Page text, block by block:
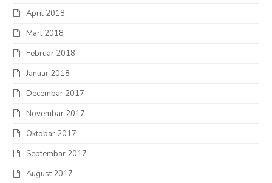
April 2018
Mart 2018
Februar 2018
Januar 2018
Decembar 2017
Novembar 2017
Oktobar 2017
Septembar 2017
August 2017